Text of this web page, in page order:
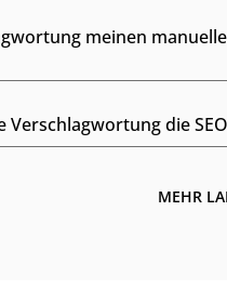
meinen
die
MEHR